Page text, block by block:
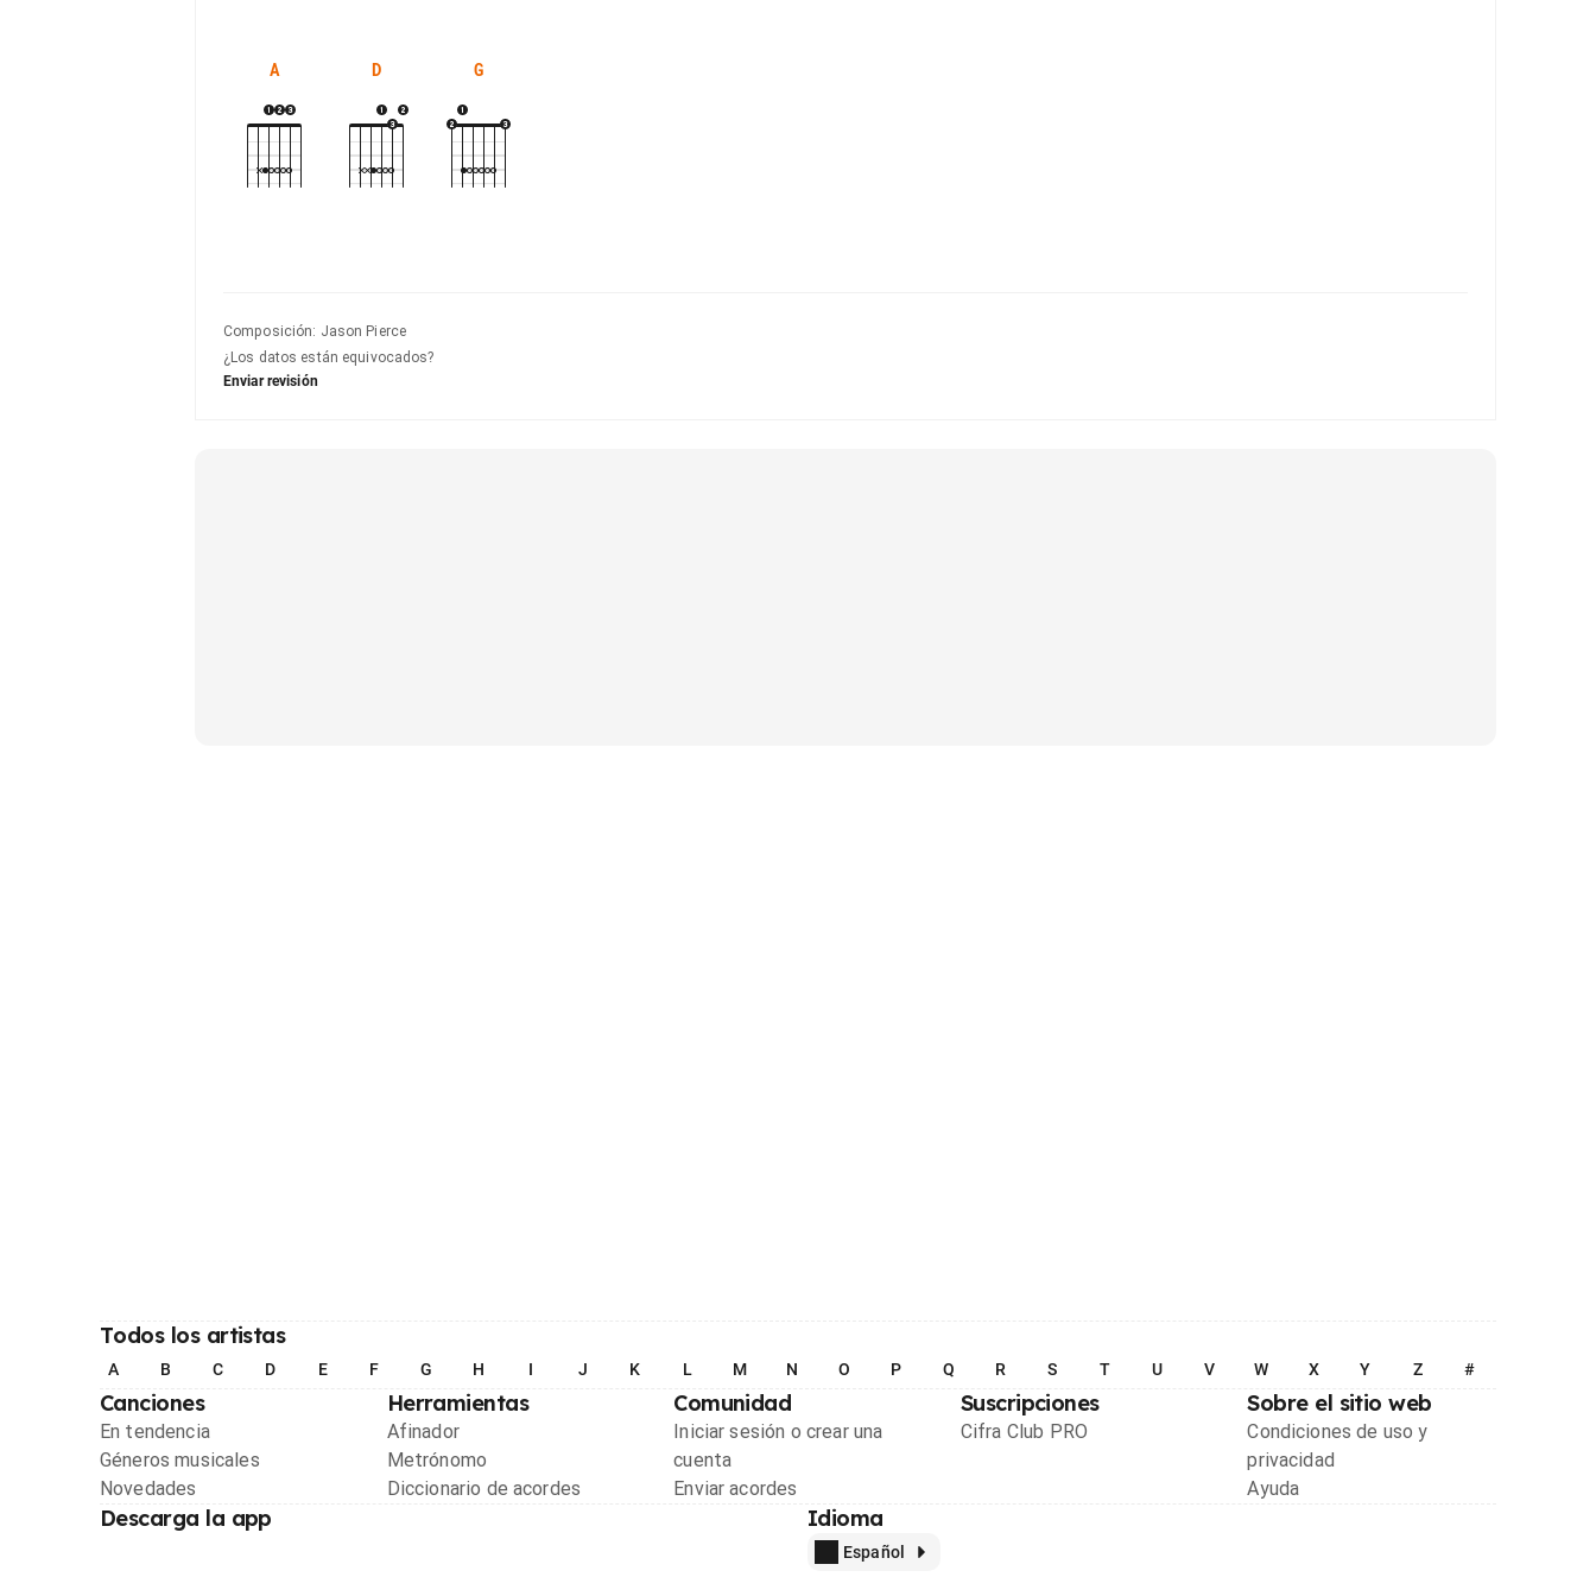
A D G
Composición: Jason Pierce
¿Los datos están equivocados?
Enviar revisión
Todos los artistas
A B C D E F G H I J K L M N O P Q R S T U V W X Y Z #
Canciones
En tendencia
Géneros musicales
Novedades
Herramientas
Afinador
Metrónomo
Diccionario de acordes
Comunidad
Iniciar sesión o crear una
cuenta
Enviar acordes
Suscripciones
Cifra Club PRO
Sobre el sitio web
Condiciones de uso y
privacidad
Ayuda
Descarga la app Idioma
Español